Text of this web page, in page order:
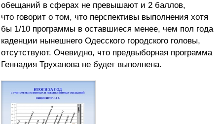
обещаний в сферах не превышают и 2 баллов,
что говорит о том, что перспективы выполнения хотя
бы 1/10 программы в оставшиеся менее, чем пол года
каденции нынешнего Одесского городского головы,
отсутствуют. Очевидно, что предвыборная программа
Геннадия Труханова не будет выполнена.